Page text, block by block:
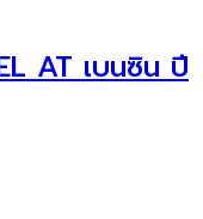
AT เบนซิน ปี